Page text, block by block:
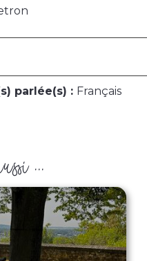
parlée(s) : Français
...